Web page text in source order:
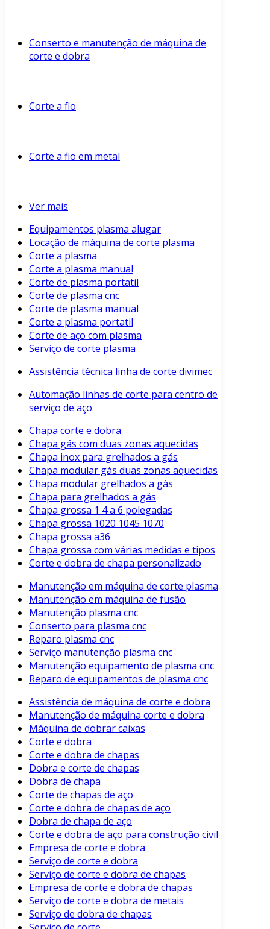
Conserto e manutenção de máquina de
corte e dobra
Corte a fio
Corte a fio em metal
Ver mais
Equipamentos plasma alugar
Locação de máquina de corte plasma
Corte a plasma
Corte a plasma manual
Corte de plasma portatil
Corte de plasma cnc
Corte de plasma manual
Corte a plasma portatil
Corte de aço com plasma
Serviço de corte plasma
Assistência técnica linha de corte divimec
Automação linhas de corte para centro de
serviço de aço
Chapa corte e dobra
Chapa gás com duas zonas aquecidas
Chapa inox para grelhados a gás
Chapa modular gás duas zonas aquecidas
Chapa modular grelhados a gás
Chapa para grelhados a gás
Chapa grossa 1 4 a 6 polegadas
Chapa grossa 1020 1045 1070
Chapa grossa a36
Chapa grossa com várias medidas e tipos
Corte e dobra de chapa personalizado
Manutenção em máquina de corte plasma
Manutenção em máquina de fusão
Manutenção plasma cnc
Conserto para plasma cnc
Reparo plasma cnc
Serviço manutenção plasma cnc
Manutenção equipamento de plasma cnc
Reparo de equipamentos de plasma cnc
Assistência de máquina de corte e dobra
Manutenção de máquina corte e dobra
Máquina de dobrar caixas
Corte e dobra
Corte e dobra de chapas
Dobra e corte de chapas
Dobra de chapa
Corte de chapas de aço
Corte e dobra de chapas de aço
Dobra de chapa de aço
Corte e dobra de aço para construção civil
Empresa de corte e dobra
Serviço de corte e dobra
Serviço de corte e dobra de chapas
Empresa de corte e dobra de chapas
Serviço de corte e dobra de metais
Serviço de dobra de chapas